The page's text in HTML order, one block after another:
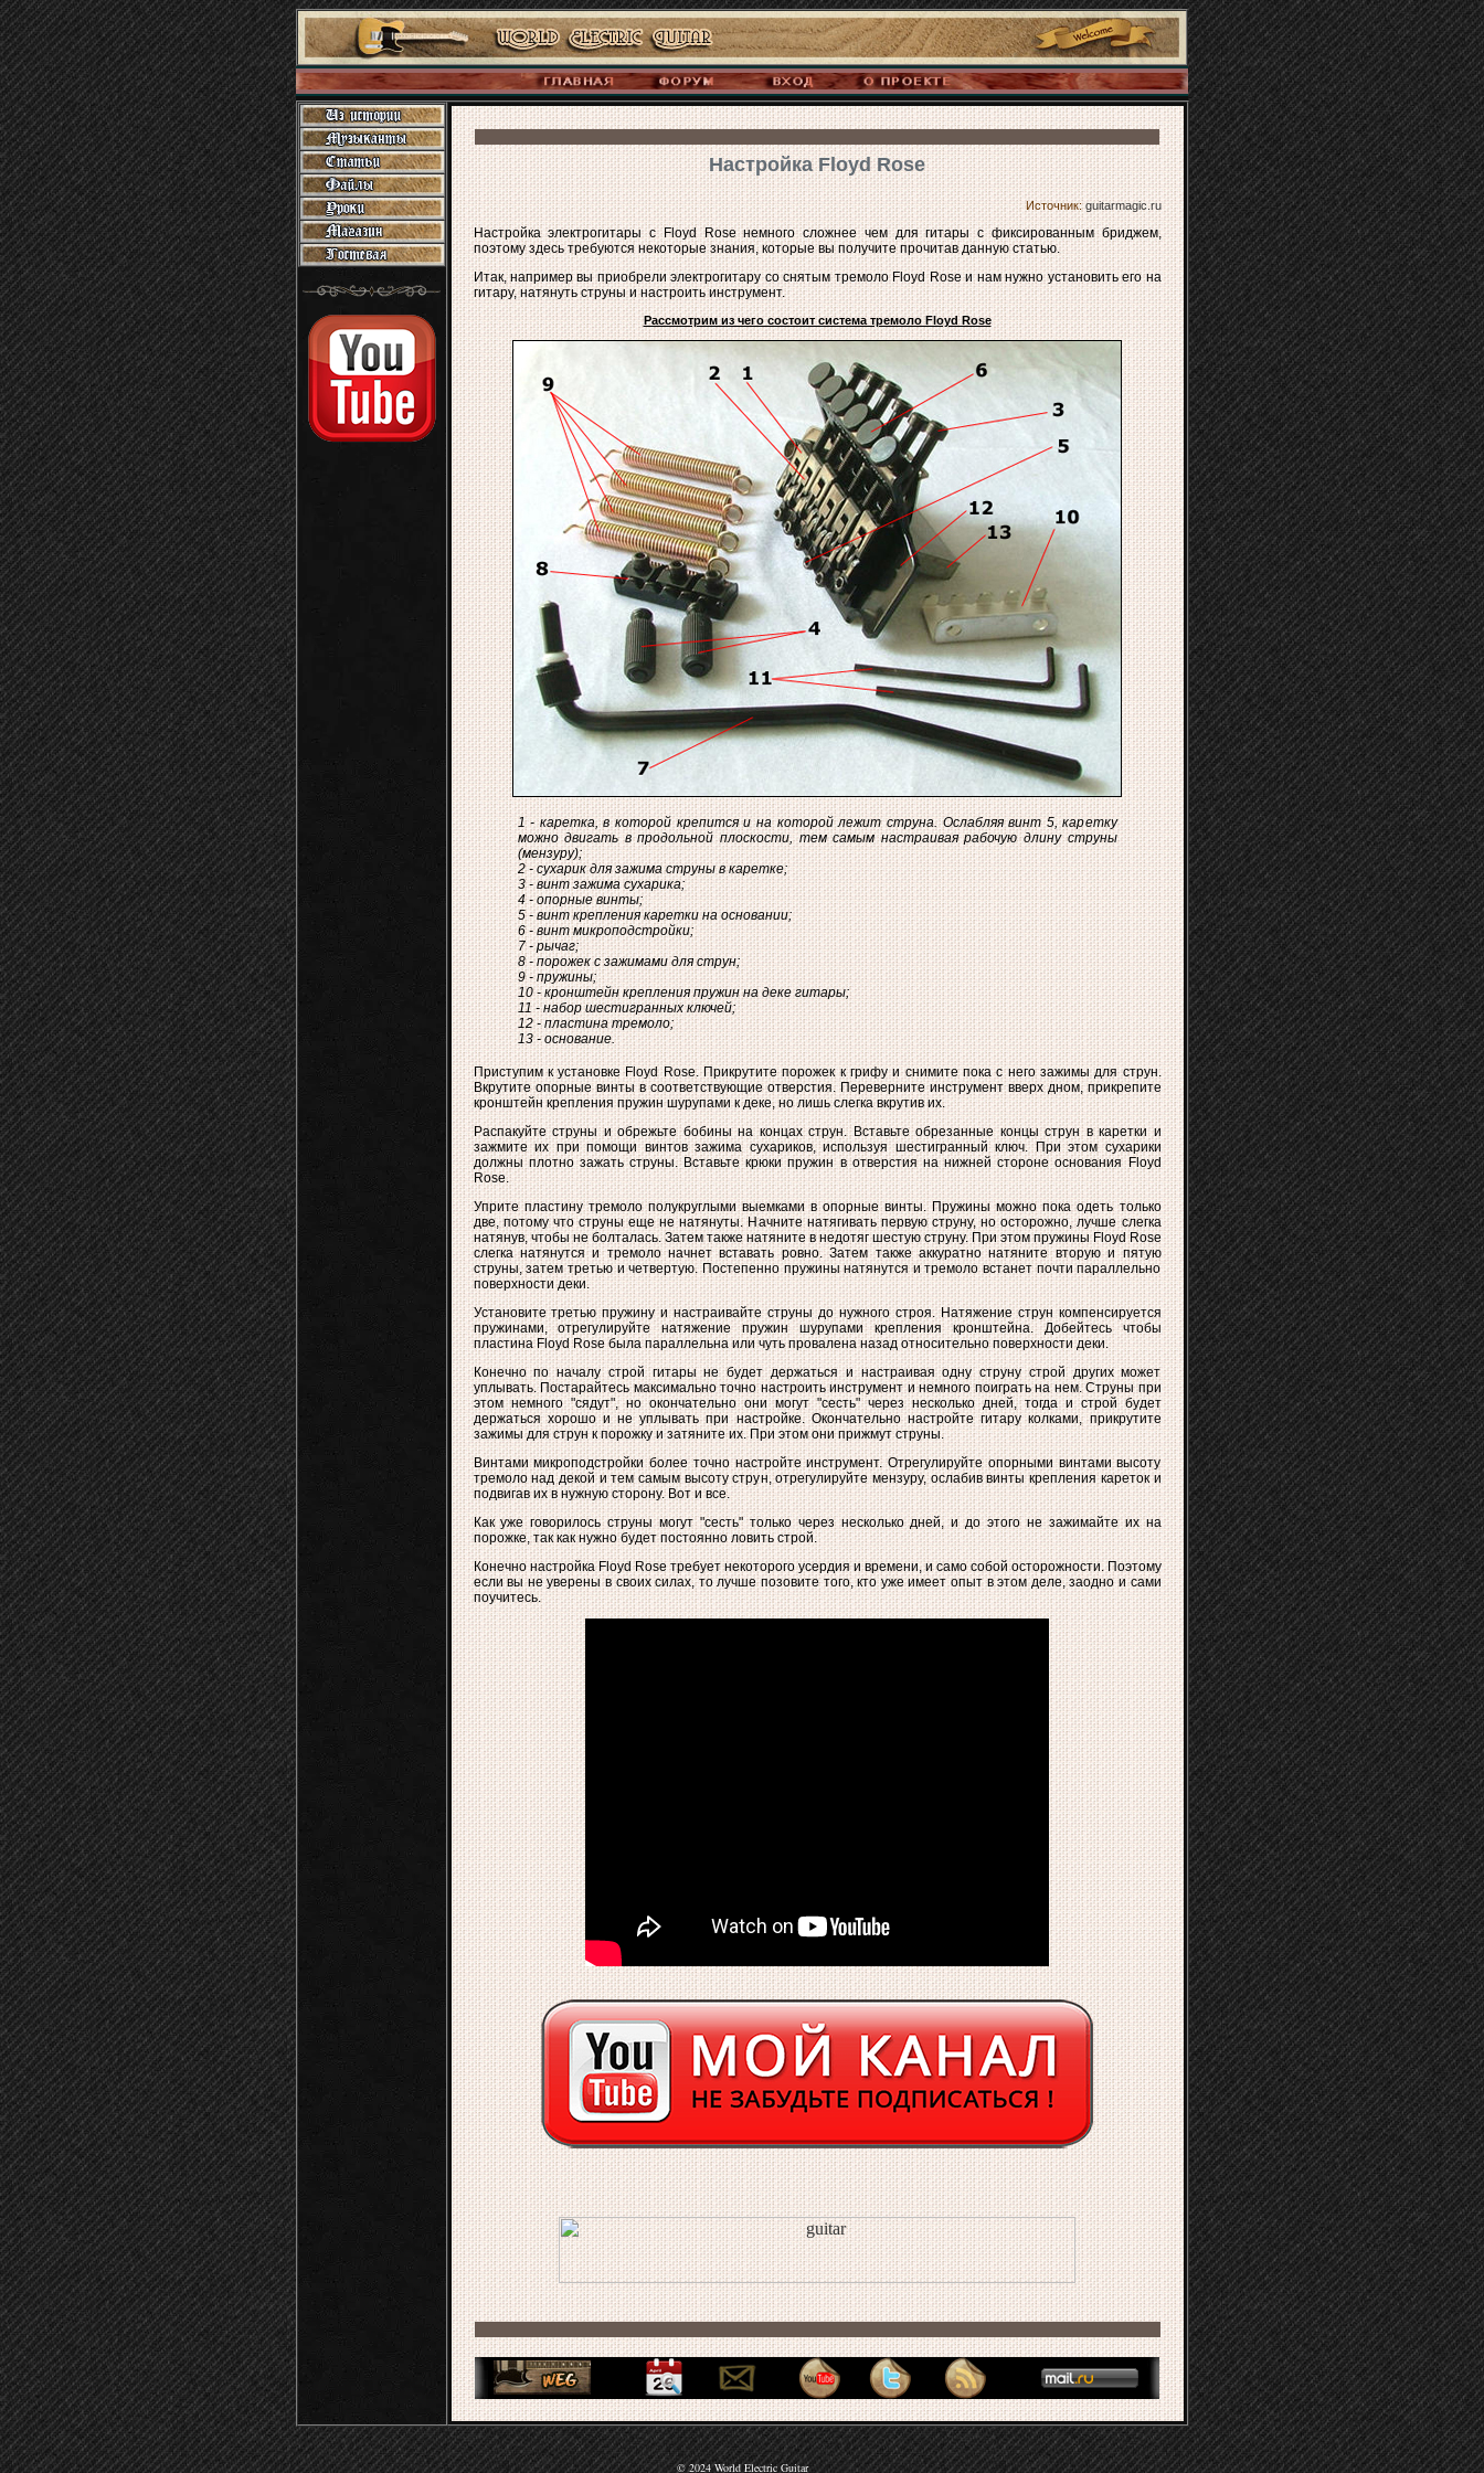
Настройка Floyd Rose
Источник:guitarmagic.ru
Настройка электрогитары с Floyd Rose немного сложнее чем для гитары с фиксированным бриджем,
поэтому здесь требуются некоторые знания, которые вы получите прочитав данную статью.
Итак, например вы приобрели электрогитару со снятым тремоло Floyd Rose и нам нужно установить его на
гитару, натянуть струны и настроить инструмент.
Рассмотрим из чего состоит система тремоло Floyd Rose
1 - каретка, в которой крепится и на которой лежит струна. Ослабляя винт 5, каретку
можно двигать в продольной плоскости, тем самым настраивая рабочую длину струны
(мензуру);
2 - сухарик для зажима струны в каретке;
3 - винт зажима сухарика;
4 - опорные винты;
5 - винт крепления каретки на основании;
6 - винт микроподстройки;
7 - рычаг;
8 - порожек с зажимами для струн;
9 - пружины;
10 - кронштейн крепления пружин на деке гитары;
11 - набор шестигранных ключей;
12 - пластина тремоло;
13 - основание.
Приступим к установке Floyd Rose. Прикрутите порожек к грифу и снимите пока с него зажимы для струн.
Вкрутите опорные винты в соответствующие отверстия. Переверните инструмент вверх дном, прикрепите
кронштейн крепления пружин шурупами к деке, но лишь слегка вкрутив их.
Распакуйте струны и обрежьте бобины на концах струн. Вставьте обрезанные концы струн в каретки и
зажмите их при помощи винтов зажима сухариков, используя шестигранный ключ. При этом сухарики
должны плотно зажать струны. Вставьте крюки пружин в отверстия на нижней стороне основания Floyd
Rose.
Уприте пластину тремоло полукруглыми выемками в опорные винты. Пружины можно пока одеть только
две, потому что струны еще не натянуты. Начните натягивать первую струну, но осторожно, лучше слегка
натянув, чтобы не болталась. Затем также натяните в недотяг шестую струну. При этом пружины Floyd Rose
слегка натянутся и тремоло начнет вставать ровно. Затем также аккуратно натяните вторую и пятую
струны, затем третью и четвертую. Постепенно пружины натянутся и тремоло встанет почти параллельно
поверхности деки.
Установите третью пружину и настраивайте струны до нужного строя. Натяжение струн компенсируется
пружинами, отрегулируйте натяжение пружин шурупами крепления кронштейна. Добейтесь чтобы
пластина Floyd Rose была параллельна или чуть провалена назад относительно поверхности деки.
Конечно по началу строй гитары не будет держаться и настраивая одну струну строй других может
уплывать. Постарайтесь максимально точно настроить инструмент и немного поиграть на нем. Струны при
этом немного "сядут", но окончательно они могут "сесть" через несколько дней, тогда и строй будет
держаться хорошо и не уплывать при настройке. Окончательно настройте гитару колками, прикрутите
зажимы для струн к порожку и затяните их. При этом они прижмут струны.
Винтами микроподстройки более точно настройте инструмент. Отрегулируйте опорными винтами высоту
тремоло над декой и тем самым высоту струн, отрегулируйте мензуру, ослабив винты крепления кареток и
подвигав их в нужную сторону. Вот и все.
Как уже говорилось струны могут "сесть" только через несколько дней, и до этого не зажимайте их на
порожке, так как нужно будет постоянно ловить строй.
Конечно настройка Floyd Rose требует некоторого усердия и времени, и само собой осторожности. Поэтому
если вы не уверены в своих силах, то лучше позовите того, кто уже имеет опыт в этом деле, заодно и сами
поучитесь.
© 2024 World Electric Guitar